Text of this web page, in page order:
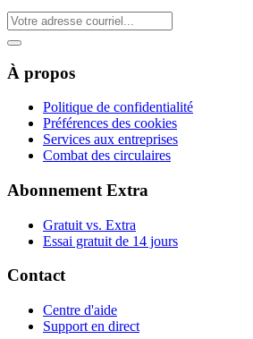
À propos
Politique de confidentialité
Préférences des cookies
Services aux entreprises
Combat des circulaires
Abonnement Extra
Gratuit vs. Extra
Essai gratuit de 14 jours
Contact
Centre d'aide
Support en direct